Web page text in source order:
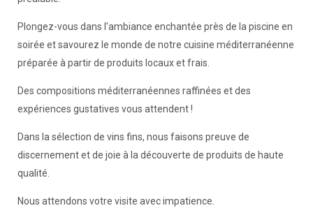
Plongez-vous dans l'ambiance enchantée près de la piscine en
soirée et savourez le monde de notre cuisine méditerranéenne
préparée à partir de produits locaux et frais.
Des compositions méditerranéennes raffinées et des
expériences gustatives vous attendent !
Dans la sélection de vins fins, nous faisons preuve de
discernement et de joie à la découverte de produits de haute
qualité.
Nous attendons votre visite avec impatience.